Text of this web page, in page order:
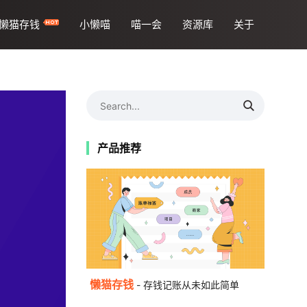
猫存钱 小懒喵 喵一会 资源库 关于
产品推荐
懒猫存钱 - 存钱记账从未如此简单